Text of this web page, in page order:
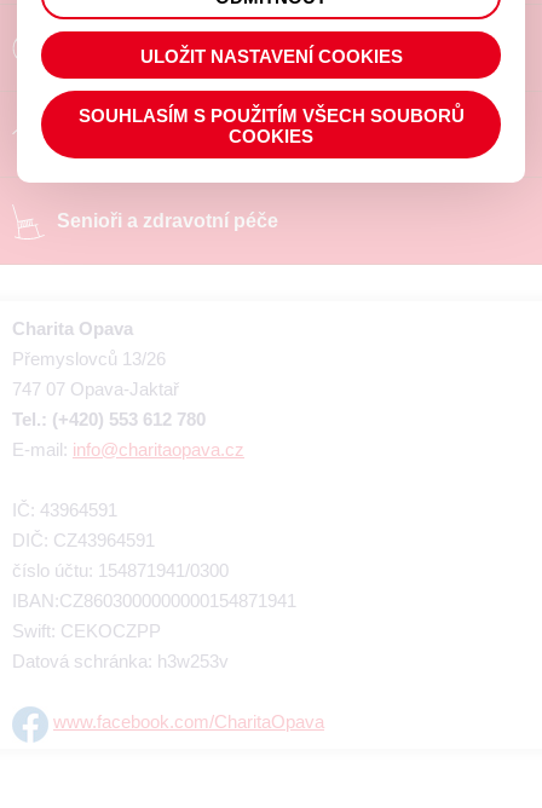
Poradíme a pomůžeme
Chráněné pracoviště
Senioři a zdravotní péče
Charita Opava
Přemyslovců 13/26
747 07 Opava-Jaktař
Tel.: (+420) 553 612 780
E-mail: info@charitaopava.cz
IČ: 43964591
DIČ: CZ43964591
číslo účtu: 154871941/0300
IBAN:CZ8603000000000154871941
Swift: CEKOCZPP
Datová schránka: h3w253v
www.facebook.com/CharitaOpava
prohlížené zboží apod.
ULOŽIT NASTAVENÍ COOKIES
SOUHLASÍM S POUŽITÍM VŠECH SOUBORŮ
COOKIES